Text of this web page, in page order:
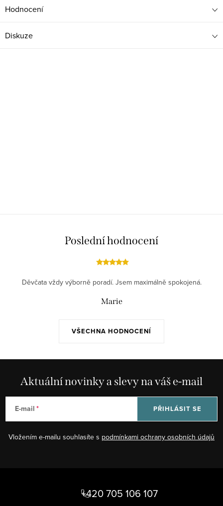
Hodnocení
Diskuze
Poslední hodnocení
VŠECHNA HODNOCENÍ
Děvčata vždy výborně poradí. Jsem maximálně spokojená.
Marie
Aktuální novinky a slevy na váš e-mail
E-mail
Vložením e-mailu souhlasíte s podmínkami ochrany osobních údajů
PŘIHLÁSIT SE
+420 705 106 107